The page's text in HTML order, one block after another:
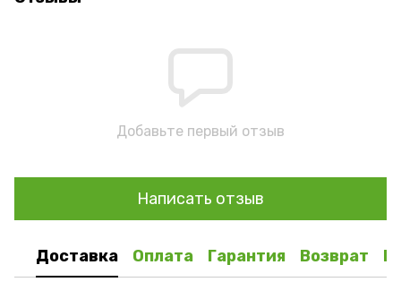
Добавьте первый отзыв
Написать отзыв
Доставка Оплата Гарантия Возврат